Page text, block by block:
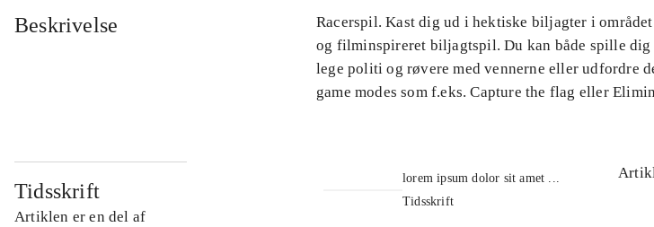
Beskrivelse
Racerspil. Kast dig ud i hektiske biljagter i
og filminspireret biljagtspil. Du kan både spille dig
lege politi og røvere med vennerne eller udfordre
game modes som f.eks. Capture the flag eller
Tidsskrift
Artiklen er en del af
lorem ipsum dolor sit amet ...
Tidsskrift